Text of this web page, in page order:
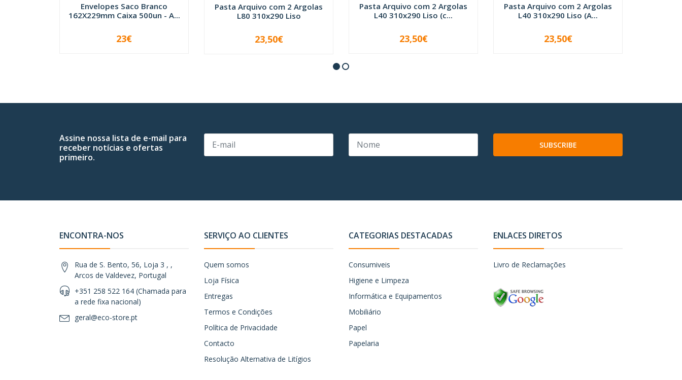
Envelopes Saco Branco
162X229mm Caixa 500un - A...
+
23€
Pasta Arquivo com 2 Argolas
L80 310x290 Liso
VER OPÇÕES
23,50€
Pasta Arquivo com 2 Argolas
L40 310x290 Liso (c...
+
23,50€
Pasta Arquivo com 2 Argolas
L40 310x290 Liso (A...
+
23,50€
Assine nossa lista de e-mail para
receber notícias e ofertas
primeiro.
SUBSCRIBE
ENCONTRA-NOS
Rua de S. Bento, 56, Loja 3 , ,
Arcos de Valdevez, Portugal
+351 258 522 164 (Chamada para
a rede fixa nacional)
geral@eco-store.pt
SERVIÇO AO CLIENTES
Quem somos
Loja Física
Entregas
Termos e Condições
Política de Privacidade
Contacto
Resolução Alternativa de Litígios
CATEGORIAS DESTACADAS
Consumiveis
Higiene e Limpeza
Informática e Equipamentos
Mobiliário
Papel
Papelaria
ENLACES DIRETOS
Livro de Reclamações